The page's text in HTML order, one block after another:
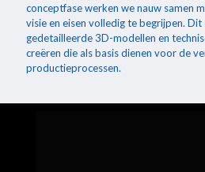
conceptfase werken we nauw samen
visie en eisen volledig te begrijpen.
gedetailleerde 3D-modellen en
creëren die als basis dienen voor de
productieprocessen.